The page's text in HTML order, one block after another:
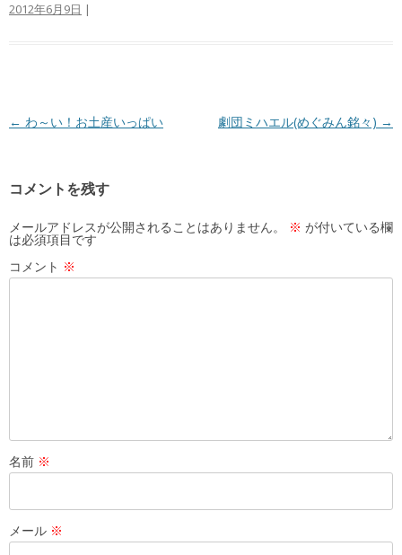
2012年6月9日 |
投
ビ
ゲ
ー
シ
← わ～い！お土産いっぱい 劇団ミハエル(めぐみん銘々) →
コメントを残す
メールアドレスが公開されることはありません。 ※ が付いている欄
は必須項目です
コメント ※
名前 ※
メール ※